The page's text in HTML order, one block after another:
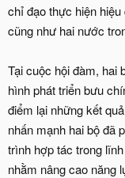
chỉ đạo thực hiện
cũng như hai nước
Tại cuộc hội đàm, hai
hình phát triển bưu
điểm lại những kết
nhấn mạnh hai bộ đã
trình hợp tác trong
nhằm nâng cao năng